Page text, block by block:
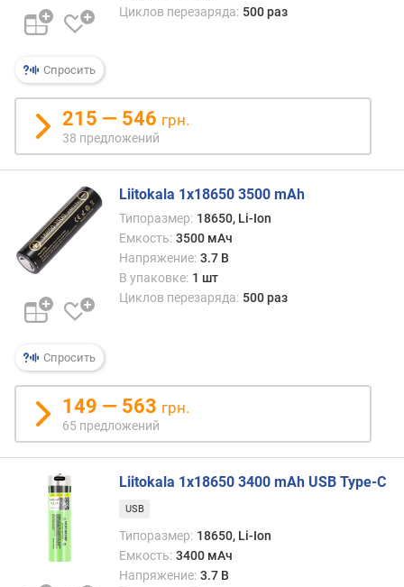
Спросить
Циклов перезаряда: 500 раз
215 — 546 грн.
38 предложений
Спросить
Liitokala 1x18650 3500 mAh
Типоразмер: 18650, Li-Ion
Емкость: 3500 мАч
Напряжение: 3.7 В
В упаковке: 1 шт
Циклов перезаряда: 500 раз
149 — 563 грн.
65 предложений
Liitokala 1x18650 3400 mAh USB Type-C
USB
Типоразмер: 18650, Li-Ion
Емкость: 3400 мАч
Напряжение: 3.7 В